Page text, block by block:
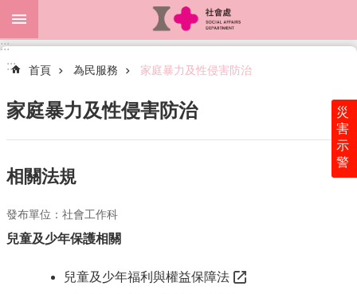
跳到主要內容區塊
進
階
關
於
處
最
災
害
示
警
:::
:::
首頁 為民服務 家庭暴力及性侵害防治
家庭暴力及性侵害防治
相關法規
發布單位：社會工作科
兒童及少年保護相關
兒童及少年福利與權益保障法